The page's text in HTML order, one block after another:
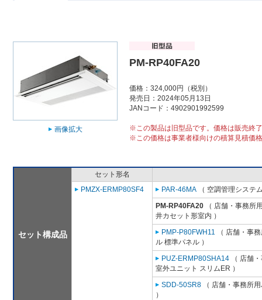
画像拡大
PM-RP40FA20
価格：324,000円（税別）
発売日：2024年05月13日
JANコード：4902901992599
※この製品は旧型品です。価格は販売終
※この価格は事業者様向けの積算見積価
セット構成品
セット形名
PMZX-ERMP80SF4
PAR-46MA （ 空調管理システ
PM-RP40FA20 （ 店舗・事務所
井カセット形室内 ）
PMP-P80FWH11 （ 店舗・事
ル 標準パネル ）
PUZ-ERMP80SHA14 （ 店舗
室外ユニット スリムER ）
SDD-50SR8 （ 店舗・事務所
）